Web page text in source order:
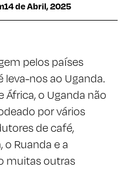
14 de Abril, 2025
pelos países
nos ao Uganda.
África, o Uganda não
por vários
de café,
o Ruanda e a
muitas outras